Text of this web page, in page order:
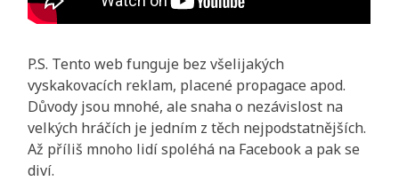
P.S. Tento web funguje bez všelijakých
vyskakovacích reklam, placené propagace apod.
Důvody jsou mnohé, ale snaha o nezávislost na
velkých hráčích je jedním z těch nejpodstatnějších.
Až příliš mnoho lidí spoléhá na Facebook a pak se
diví.